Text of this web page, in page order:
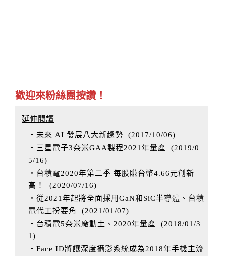
歡迎來粉絲團按讚！
延伸閱讀
‧未來 AI 發展八大新趨勢 (2017/10/06)
‧三星電子3奈米GAA製程2021年量產 (2019/0
5/16)
‧台積電2020年第二季 每股賺台幣4.66元創新
高！
(2020/07/16)
‧從2021年起將全面採用GaN和SiC半導體、台積
電代工扮要角
(2021/01/07)
‧台積電5奈米廠動土、2020年量產 (2018/01/3
1 )
‧Face ID將讓深度攝影系統成為2018年手機主流